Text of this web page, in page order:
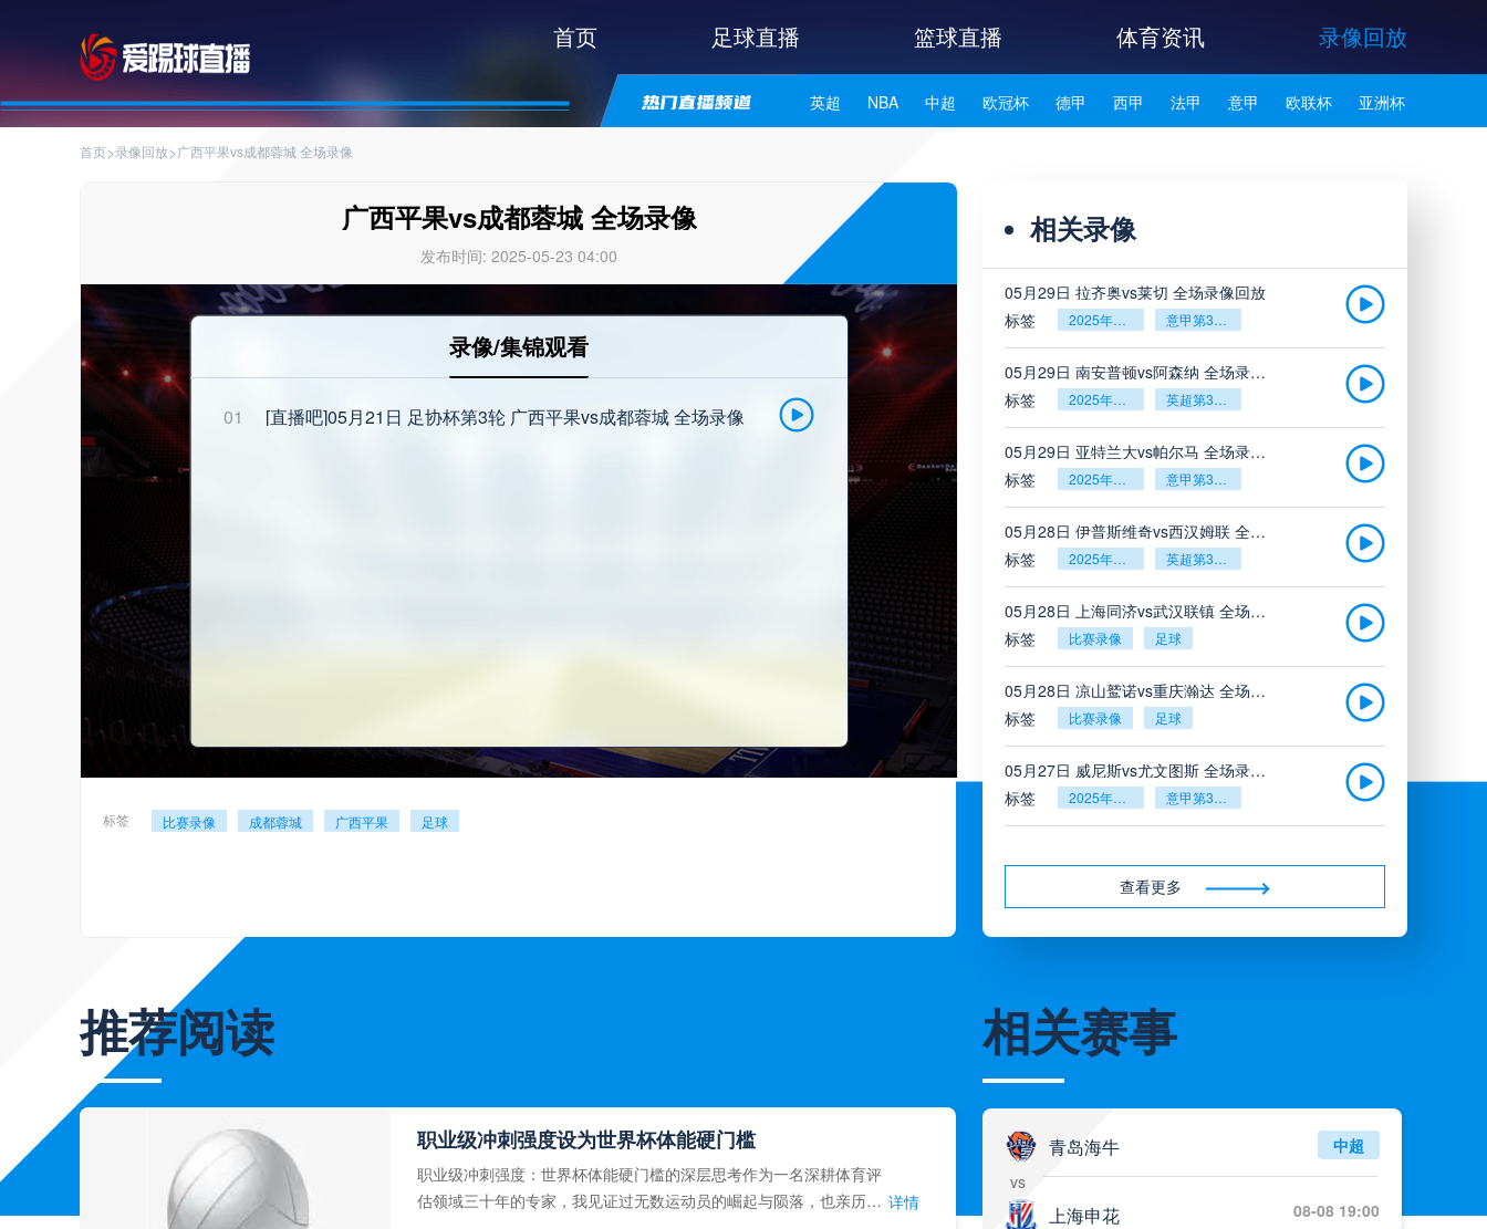
首页 足球直播 篮球直播 体育资讯 录像回放
英超 NBA 中超 欧冠杯 德甲 西甲 法甲 意甲 欧联杯 亚洲杯
首页>录像回放>广西平果vs成都蓉城 全场录像
广西平果vs成都蓉城 全场录像
发布时间: 2025-05-23 04:00
录像/集锦观看
01 [直播吧]05月21日 足协杯第3轮 广西平果vs成都蓉城 全场录像
标签 比赛录像 成都蓉城 广西平果 足球
相关录像
05月29日 拉齐奥vs莱切 全场录像回放
标签
2025年5月26日 意甲第38轮
05月29日 南安普顿vs阿森纳 全场录像回放
标签
2025年5月26日 英超第38轮
05月29日 亚特兰大vs帕尔马 全场录像回放
标签
2025年5月26日 意甲第38轮
05月28日 伊普斯维奇vs西汉姆联 全场录像回放
标签
2025年5月26日 英超第38轮
05月28日 上海同济vs武汉联镇 全场录像
标签
比赛录像 足球
05月28日 凉山鹫诺vs重庆瀚达 全场录像
标签
比赛录像 足球
05月27日 威尼斯vs尤文图斯 全场录像回放
标签
2025年5月26日 意甲第38轮
标签
比赛录像 西甲
05月26日 AC米兰vs蒙扎全场录像回放
标签
查看更多
推荐阅读
职业级冲刺强度设为世界杯体能硬门槛
职业级冲刺强度：世界杯体能硬门槛的深层思考作为一名深耕体育评
估领域三十年的专家，我见证过无数运动员的崛起与陨落，也亲历了 详情
相关赛事
青岛海牛
vs
上海申花
中超
08-08 19:00